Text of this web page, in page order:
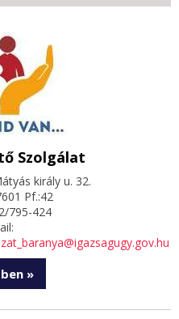
Szolgálat
király u. 32.
Pf.:42
795-424
»